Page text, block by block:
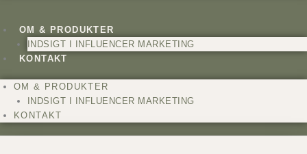
OM & PRODUKTER
INDSIGT I INFLUENCER MARKETING
KONTAKT
OM & PRODUKTER
INDSIGT I INFLUENCER MARKETING
KONTAKT